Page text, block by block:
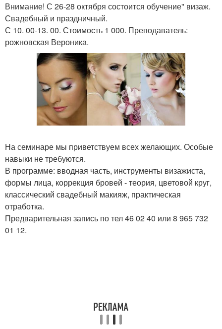
Внимание! С 26-28 октября состоится обучение" визаж.
Свадебный и праздничный.
С 10. 00-13. 00. Стоимость 1 000. Преподаватель:
рожновская Вероника.
На семинаре мы приветствуем всех желающих. Особые
навыки не требуются.
В программе: вводная часть, инструменты визажиста,
формы лица, коррекция бровей - теория, цветовой круг,
классический свадебный макияж, практическая
отработка.
Предварительная запись по тел 46 02 40 или 8 965 732
01 12.